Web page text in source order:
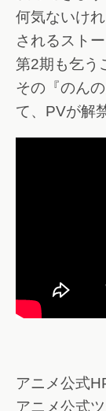
何気ないけ
されるスト
第2期も乞う
その『のん
て、PVが解
アニメ公式
アニメ公式